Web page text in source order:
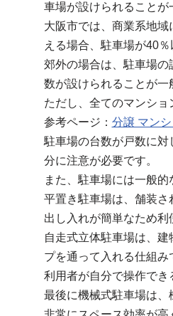
車場が設けられることが
大阪市では、商業系地
える場合、駐車場が40％
郊外の場合は、駐車場
数が設けられることが一
ただし、全てのマンショ
参考ページ： 分譲 マン
駐車場の台数が戸数に
分に注意が必要です。
また、駐車場には一般
平置き駐車場は、舗装さ
出し入れが簡単なため利
自走式立体駐車場は、
プを通って入れる仕組み
利用者が自分で操作でき
最後に機械式駐車場は、